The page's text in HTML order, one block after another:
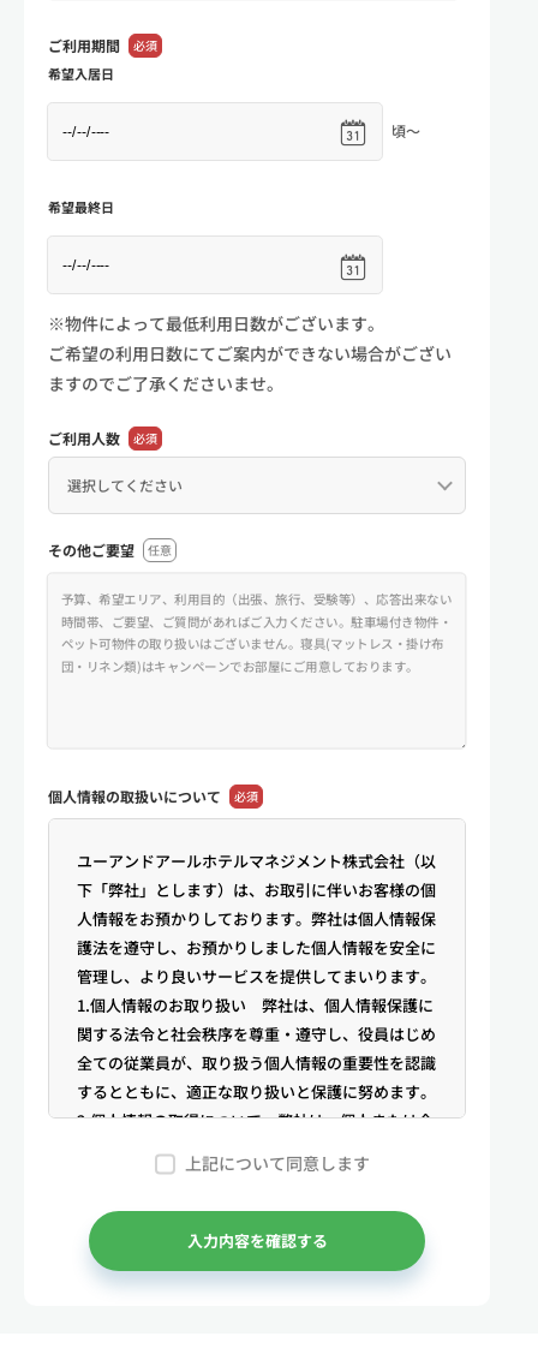
ご利用期間 必須
希望入居日
頃～
希望最終日
※物件によって最低利用日数がございます。
ご希望の利用日数にてご案内ができない場合がござい
ますのでご了承くださいませ。
ご利用人数 必須
その他ご要望 任意
個人情報の取扱いについて 必須
ユーアンドアールホテルマネジメント株式会社（以
下「弊社」とします）は、お取引に伴いお客様の個
人情報をお預かりしております。弊社は個人情報保
護法を遵守し、お預かりしました個人情報を安全に
管理し、より良いサービスを提供してまいります。
1.個人情報のお取り扱い 弊社は、個人情報保護に
関する法令と社会秩序を尊重・遵守し、役員はじめ
全ての従業員が、取り扱う個人情報の重要性を認識
するとともに、適正な取り扱いと保護に努めます。
2.個人情報の取得について 弊社は、個人または企
業からの電話・メール等のお問合せや公開情報（登
記簿謄本、電話帳、インターネット掲載情報等）な
どから適法かつ公正な手段により個人情報を取得い
たします。
3.弊社が保有する個人情報 （1）マンスリー物件
上記について同意します
入力内容を確認する